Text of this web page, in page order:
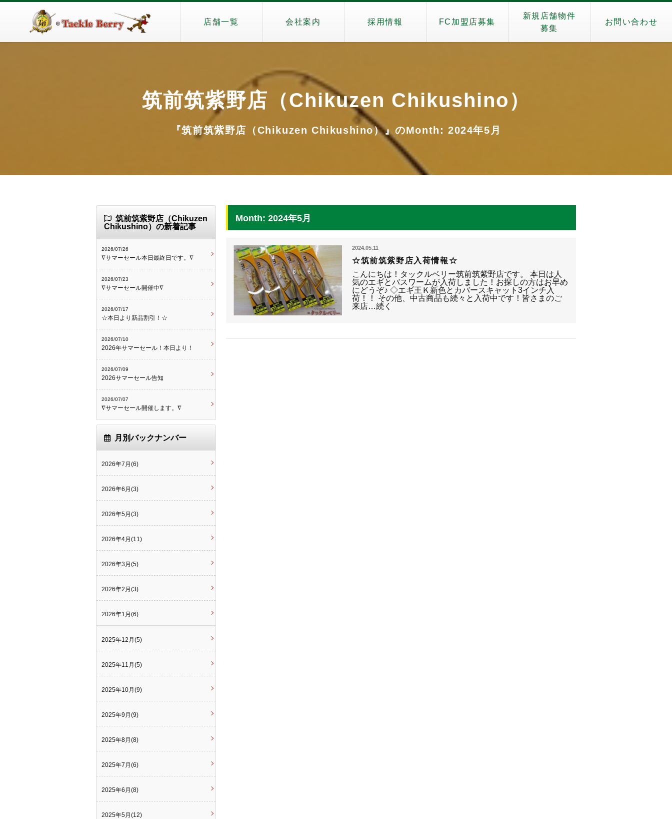
店舗一覧 会社案内 採用情報 FC加盟店募集
新規店舗物件
募集
お問い合わせ
筑前筑紫野店（Chikuzen Chikushino）
『筑前筑紫野店（Chikuzen Chikushino）』のMonth: 2024年5月
Month: 2024年5月
2024.05.11
☆筑前筑紫野店入荷情報☆
こんにちは！タックルベリー筑前筑紫野店です。 本日は人
気のエギとバスワームが入荷しました！お探しの方はお早め
にどうぞ♪ ◇エギ王Ｋ新色とカバースキャット3インチ入
荷！！ その他、中古商品も続々と入荷中です！皆さまのご
来店…続く
筑前筑紫野店（Chikuzen
Chikushino）の新着記事
2026/07/26
∇サマーセール本日最終日です。∇
2026/07/23
∇サマーセール開催中∇
2026/07/17
☆本日より新品割引！☆
2026/07/10
2026年サマーセール！本日より！
2026/07/09
2026サマーセール告知
2026/07/07
∇サマーセール開催します。∇
月別バックナンバー
2026年7月(6)
2026年6月(3)
2026年5月(3)
2026年4月(11)
2026年3月(5)
2026年2月(3)
2026年1月(6)
2025年12月(5)
2025年11月(5)
2025年10月(9)
2025年9月(9)
2025年8月(8)
2025年7月(6)
2025年6月(8)
2025年5月(12)